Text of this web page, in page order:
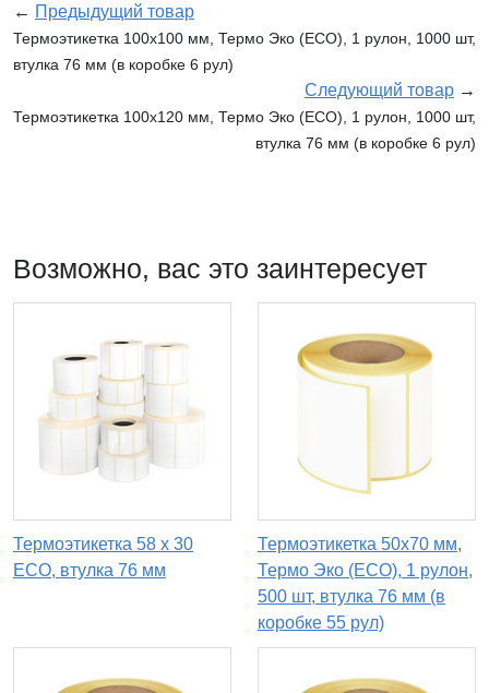
← Предыдущий товар
Термоэтикетка 100х100 мм, Термо Эко (ECO), 1 рулон, 1000 шт,
втулка 76 мм (в коробке 6 рул)
Следующий товар →
Термоэтикетка 100х120 мм, Термо Эко (ECO), 1 рулон, 1000 шт,
втулка 76 мм (в коробке 6 рул)
Возможно, вас это заинтересует
Термоэтикетка 58 х 30
ECO, втулка 76 мм
Термоэтикетка 50х70 мм,
Термо Эко (ECO), 1 рулон,
500 шт, втулка 76 мм (в
коробке 55 рул)